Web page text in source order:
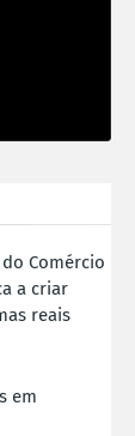
Comércio
a criar
reais
em